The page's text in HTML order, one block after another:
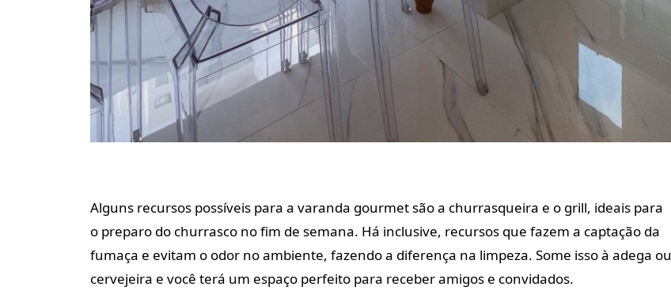
Alguns recursos possíveis para a varanda gourmet são a churrasqueira e o grill, ideais para
o preparo do churrasco no fim de semana. Há inclusive, recursos que fazem a captação da
fumaça e evitam o odor no ambiente, fazendo a diferença na limpeza. Some isso à adega ou
cervejeira e você terá um espaço perfeito para receber amigos e convidados.